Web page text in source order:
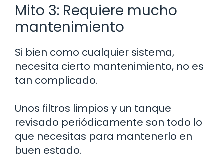
Mito 3: Requiere mucho
mantenimiento
Si bien como cualquier sistema,
necesita cierto mantenimiento, no es
tan complicado.
Unos filtros limpios y un tanque
revisado periódicamente son todo lo
que necesitas para mantenerlo en
buen estado.